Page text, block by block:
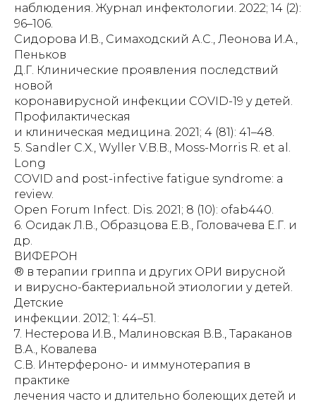
наблюдения. Журнал инфектологии. 2022; 14 (2):
96–106.
Сидорова И.В., Симаходский А.С., Леонова И.А.,
Пеньков
Д.Г. Клинические проявления последствий
новой
коронавирусной инфекции СOVID-19 у детей.
Профилактическая
и клиническая медицина. 2021; 4 (81): 41–48.
5. Sandler C.X., Wyller V.B.B., Moss-Morris R. et al.
Long
COVID and post-infective fatigue syndrome: a
review.
Open Forum Infect. Dis. 2021; 8 (10): ofab440.
6. Осидак Л.В., Образцова Е.В., Головачева Е.Г. и
др.
ВИФЕРОН
® в терапии гриппа и других ОРИ вирусной
и вирусно-бактериальной этиологии у детей.
Детские
инфекции. 2012; 1: 44–51.
7. Нестерова И.В., Малиновская В.В., Тараканов
В.А., Ковалева
С.В. Интерфероно- и иммунотерапия в
практике
лечения часто и длительно болеющих детей и